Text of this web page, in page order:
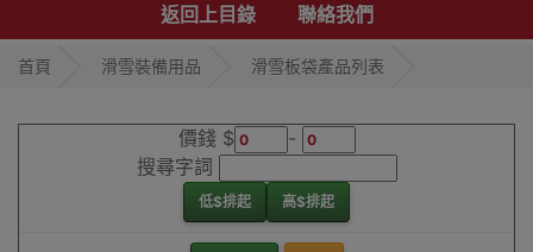
返回上目錄 聯絡我們
首頁 滑雪裝備用品 滑雪板袋產品列表
價錢 $
-
搜尋字詞
低$排起 高$排起